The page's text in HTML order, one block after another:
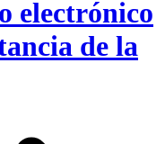
electrónico
de la